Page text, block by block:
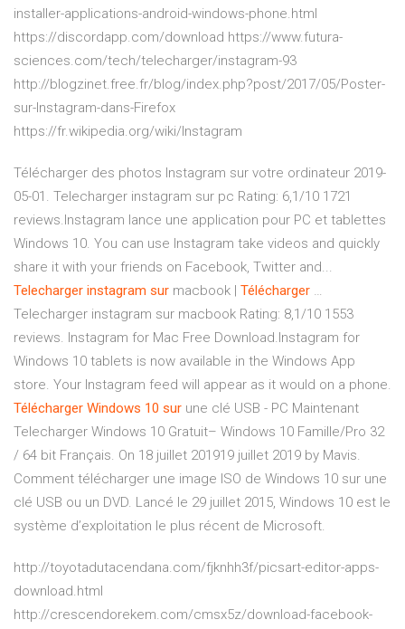
installer-applications-android-windows-phone.html
https://discordapp.com/download https://www.futura-
sciences.com/tech/telecharger/instagram-93
http://blogzinet.free.fr/blog/index.php?post/2017/05/Poster-
sur-Instagram-dans-Firefox
https://fr.wikipedia.org/wiki/Instagram
Télécharger des photos Instagram sur votre ordinateur 2019-
05-01. Telecharger instagram sur pc Rating: 6,1/10 1721
reviews.Instagram lance une application pour PC et tablettes
Windows 10. You can use Instagram take videos and quickly
share it with your friends on Facebook, Twitter and...
Telecharger instagram sur macbook | Télécharger …
Telecharger instagram sur macbook Rating: 8,1/10 1553
reviews. Instagram for Mac Free Download.Instagram for
Windows 10 tablets is now available in the Windows App
store. Your Instagram feed will appear as it would on a phone.
Télécharger Windows 10 sur une clé USB - PC Maintenant
Telecharger Windows 10 Gratuit– Windows 10 Famille/Pro 32
/ 64 bit Français. On 18 juillet 201919 juillet 2019 by Mavis.
Comment télécharger une image ISO de Windows 10 sur une
clé USB ou un DVD. Lancé le 29 juillet 2015, Windows 10 est le
système d’exploitation le plus récent de Microsoft.
http://toyotadutacendana.com/fjknhh3f/picsart-editor-apps-
download.html
http://crescendorekem.com/cmsx5z/download-facebook-